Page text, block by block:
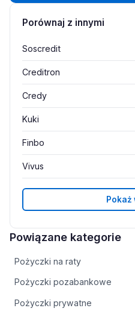
Porównaj z innymi
Soscredit
Creditron
Credy
Kuki
Finbo
Vivus
Powiązane kategorie
Pożyczki na raty
Pożyczki pozabankowe
Pożyczki prywatne